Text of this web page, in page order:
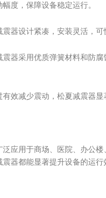
度，保障设备稳定运行。
器设计紧凑，安装灵活，
震器采用优质弹簧材料和防
效减少震动，松夏减震器
应用于商场、医院、办公
器都能显著提升设备的运行